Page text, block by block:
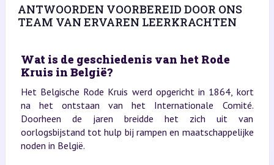
ANTWOORDEN VOORBEREID DOOR ONS
TEAM VAN ERVAREN LEERKRACHTEN
Wat is de geschiedenis van het Rode
Kruis in België?
Het Belgische Rode Kruis werd opgericht in 1864, kort
na het ontstaan van het Internationale Comité.
Doorheen de jaren breidde het zich uit van
oorlogsbijstand tot hulp bij rampen en maatschappelijke
noden in België.